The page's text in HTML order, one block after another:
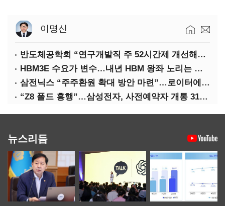
이명신
반도체공학회 “연구개발직 주 52시간제 개선해야”
HBM3E 수요가 변수…내년 HBM 왕좌 노리는 삼성
삼전닉스 “주주환원 확대 방안 마련”…로이터에 성명 보내
“Z8 폴드 흥행”…삼성전자, 사전예약자 개통 31일까지 연장
뉴스리듬